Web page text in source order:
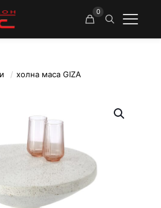
0
/ холна маса GIZA